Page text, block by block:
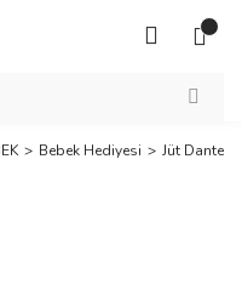
Bebek Hediyesi Jüt Dantelli